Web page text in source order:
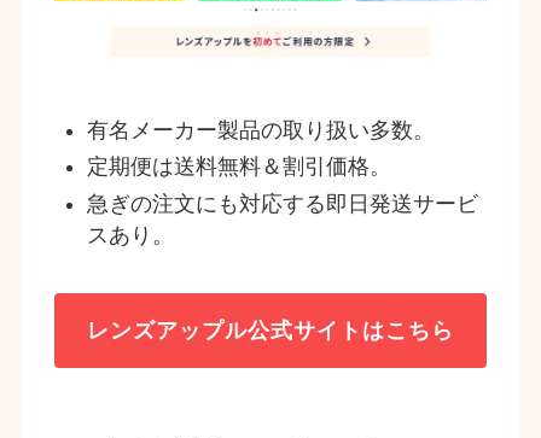
有名メーカー製品の取り扱い多数。
定期便は送料無料＆割引価格。
急ぎの注文にも対応する即日発送サービ
スあり。
レンズアップル公式サイトはこちら